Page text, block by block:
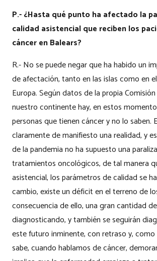
P.- ¿Hasta qué punto ha afectado la
calidad asistencial que reciben los
cáncer en Balears?
R.- No se puede negar que ha habido un
de afectación, tanto en las islas como en
Europa. Según datos de la propia
nuestro continente hay, en estos
personas que tienen cáncer y no lo saben.
claramente de manifiesto una realidad, y
de la pandemia no ha supuesto una
tratamientos oncológicos, de tal manera
asistencial, los parámetros de calidad se
cambio, existe un déficit en el terreno de
consecuencia de ello, una gran cantidad
diagnosticando, y también se seguirán
este futuro inminente, con retraso y,
sabe, cuando hablamos de cáncer,